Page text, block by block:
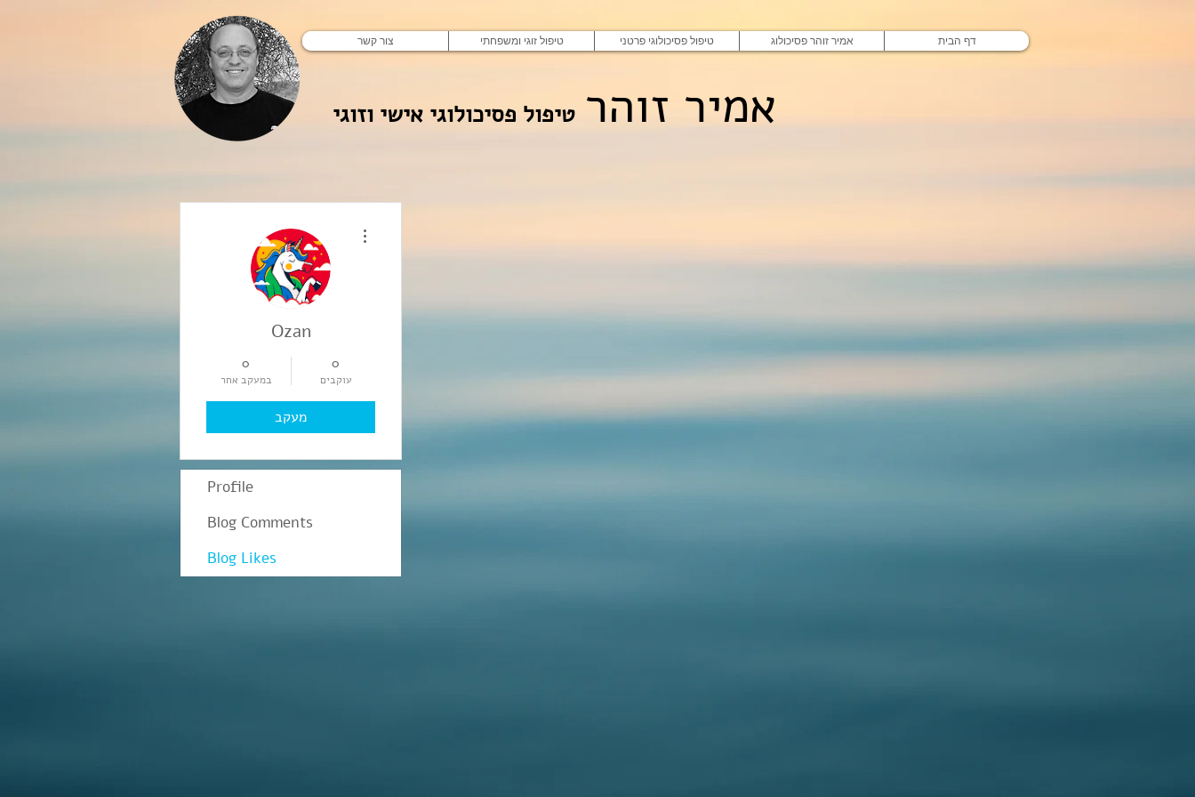
צור קשר טיפול זוגי ומשפחתי טיפול פסיכולוגי פרטני אמיר זוהר פסיכולוג דף הבית
אמיר זוהר טיפול פסיכולוגי אישי וזוגי
Ozan
0
עוקבים
0
במעקב אחר
מעקב
Profile
Blog Comments
Blog Likes